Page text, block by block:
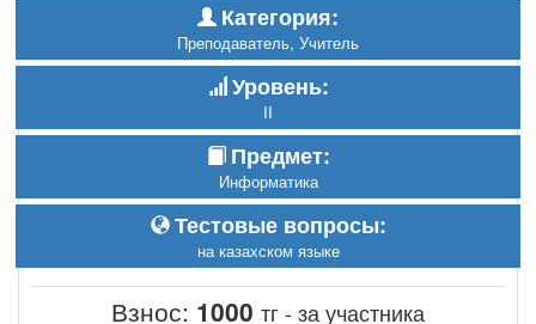
Категория:
Преподаватель, Учитель
Уровень:
II
Предмет:
Информатика
Тестовые вопросы:
на казахском языке
Взнос: 1000 тг - за участника